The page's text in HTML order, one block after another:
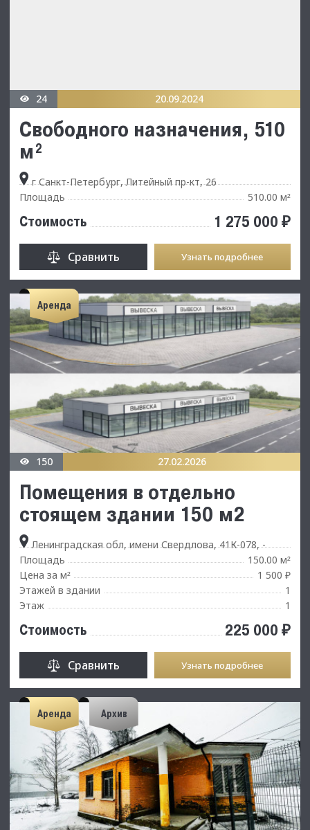
24 20.09.2024
Свободного назначения, 510
м²
г Санкт-Петербург, Литейный пр-кт, 26
Площадь
510.00 м²
Стоимость 1 275 000 ₽
Сравнить Узнать подробнее
Аренда
150 27.02.2026
Помещения в отдельно
стоящем здании 150 м2
Ленинградская обл, имени Свердлова, 41К-078, -
Площадь
150.00 м²
Цена за м²
1 500 ₽
Этажей в здании
1
Этаж
1
Стоимость 225 000 ₽
Сравнить Узнать подробнее
Аренда Архив